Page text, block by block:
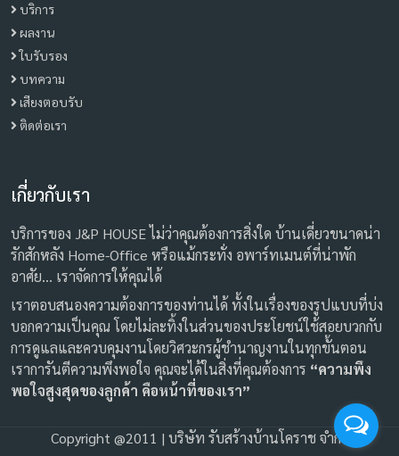
บริการ
ผลงาน
ใบรับรอง
บทความ
เสียงตอบรับ
ติดต่อเรา
เกี่ยวกับเรา
บริการของ J&P HOUSE ไม่ว่าคุณต้องการสิ่งใด บ้านเดี่ยวขนาดน่า
รักสักหลัง Home-Office หรือแม้กระทั่ง อพาร์ทเมนต์ที่น่าพัก
อาศัย… เราจัดการให้คุณได้
เราตอบสนองความต้องการของท่านได้ ทั้งในเรื่องของรูปแบบที่บ่ง
บอกความเป็นคุณ โดยไม่ละทิ้งในส่วนของประโยชน์ใช้สอยบวกกับ
การดูแลและควบคุมงานโดยวิศวะกรผู้ชำนาญงานในทุกขั้นตอน
เราการันตีความพึงพอใจ คุณจะได้ในสิ่งที่คุณต้องการ “ความพึง
พอใจสูงสุดของลูกค้า คือหน้าที่ของเรา”
Copyright @2011 | บริษัท รับสร้างบ้านโคราช จำกัด